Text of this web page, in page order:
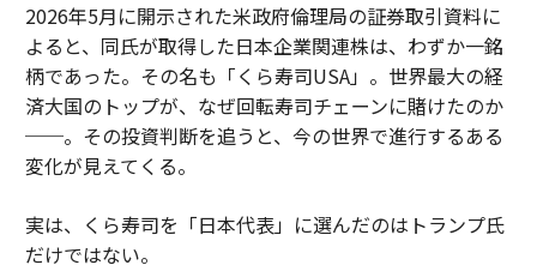
2026年5月に開示された米政府倫理局の証券取引資料に
よると、同氏が取得した日本企業関連株は、わずか一銘
柄であった。その名も「くら寿司USA」。世界最大の経
済大国のトップが、なぜ回転寿司チェーンに賭けたのか
──。その投資判断を追うと、今の世界で進行するある
変化が見えてくる。
実は、くら寿司を「日本代表」に選んだのはトランプ氏
だけではない。